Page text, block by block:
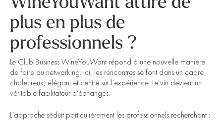
plus en plus de
professionnels ?
Le Club Business WineYouWant répond à une nouvelle manière
de faire du networking. Ici, les rencontres se font dans un cadre
chaleureux, élégant et centré sur l’expérience. Le vin devient un
véritable facilitateur d’échanges.
L’approche séduit particulièrement les professionnels recherchant :